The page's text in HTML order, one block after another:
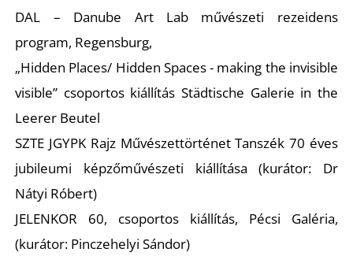
DAL – Danube Art Lab művészeti rezeidens
program, Regensburg,
„Hidden Places/ Hidden Spaces - making the invisible
visible” csoportos kiállítás Städtische Galerie in the
Leerer Beutel
SZTE JGYPK Rajz Művészettörténet Tanszék 70 éves
jubileumi képzőművészeti kiállítása (kurátor: Dr
Nátyi Róbert)
JELENKOR 60, csoportos kiállítás, Pécsi Galéria,
(kurátor: Pinczehelyi Sándor)